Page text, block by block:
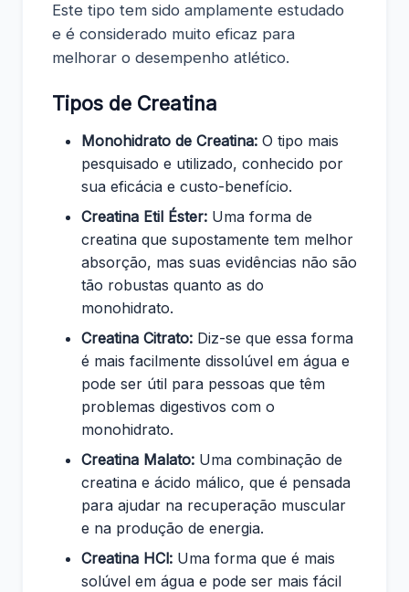
Este tipo tem sido amplamente estudado
e é considerado muito eficaz para
melhorar o desempenho atlético.
Tipos de Creatina
Monohidrato de Creatina: O tipo mais
pesquisado e utilizado, conhecido por
sua eficácia e custo-benefício.
Creatina Etil Éster: Uma forma de
creatina que supostamente tem melhor
absorção, mas suas evidências não são
tão robustas quanto as do
monohidrato.
Creatina Citrato: Diz-se que essa forma
é mais facilmente dissolúvel em água e
pode ser útil para pessoas que têm
problemas digestivos com o
monohidrato.
Creatina Malato: Uma combinação de
creatina e ácido málico, que é pensada
para ajudar na recuperação muscular
e na produção de energia.
Creatina HCl: Uma forma que é mais
solúvel em água e pode ser mais fácil